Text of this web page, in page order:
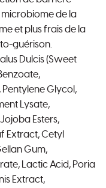
microbiome de la
et plus frais de la
guérison.
Dulcis (Sweet
Pentylene Glycol,
Lysate,
Esters,
Extract, Cetyl
Gum,
Lactic Acid, Poria
Extract,